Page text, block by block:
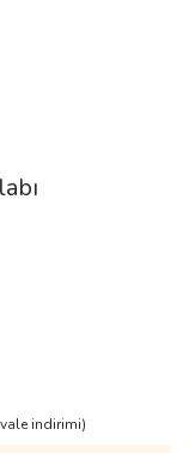
indirimi)